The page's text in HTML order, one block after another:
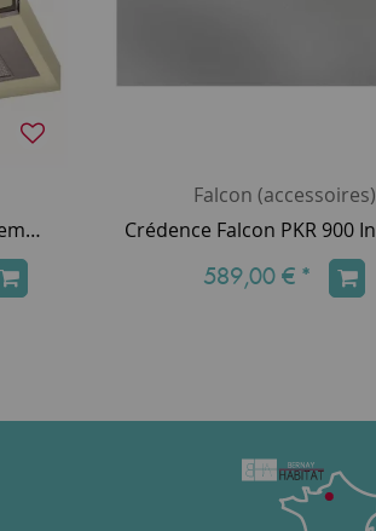
Hotte décorative Falcon Contemporaine plate Crème FHDCT900CR/C 90cm 773m3/h (puissance max.)
Falcon (accessoires)
589,00 € *